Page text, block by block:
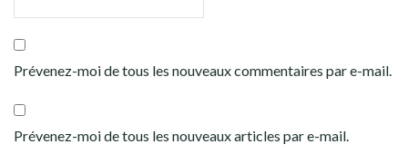
Prévenez-moi de tous les nouveaux commentaires par e-mail.
Prévenez-moi de tous les nouveaux articles par e-mail.